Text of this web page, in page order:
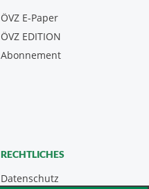
ÖVZ E-Paper
Abonnement
ÖVZ EDITION
RECHTLICHES
Datenschutz